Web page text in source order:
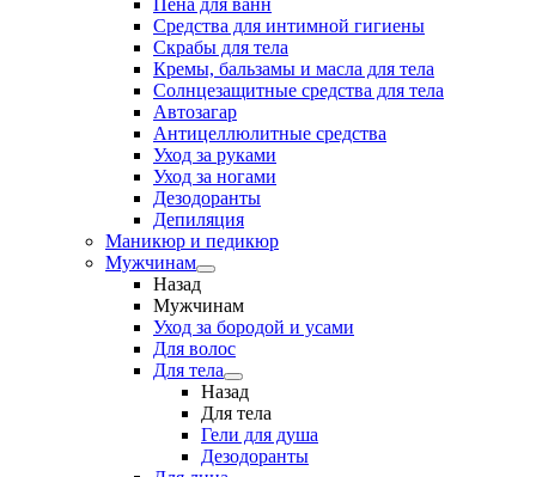
Пена для ванн
Средства для интимной гигиены
Скрабы для тела
Кремы, бальзамы и масла для тела
Солнцезащитные средства для тела
Автозагар
Антицеллюлитные средства
Уход за руками
Уход за ногами
Дезодоранты
Депиляция
Маникюр и педикюр
Мужчинам
Назад
Мужчинам
Уход за бородой и усами
Для волос
Для тела
Назад
Для тела
Гели для душа
Дезодоранты